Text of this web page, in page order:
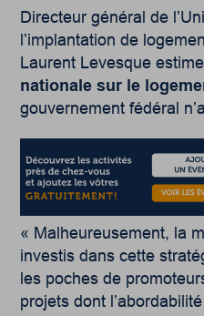
Directeur général de
l’implantation de
Laurent Levesque
nationale sur le
gouvernement fédéral
« Malheureusement, la
investis dans cette
les poches de
projets dont